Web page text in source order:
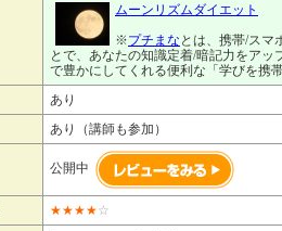
ムーンリズムダイエット
※プチまな とは、携帯/スマ
とで、あなたの知識定着/暗記力をアッ
で豊かにしてくれる便利な「学びを携
あり
あり（講師も参加）
公開中
★★★★☆